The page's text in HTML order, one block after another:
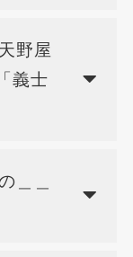
野屋
義士
＿＿